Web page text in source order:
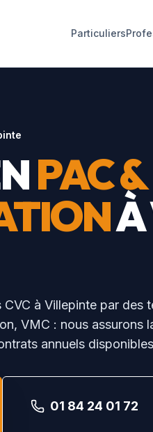
Particuliers
PAC &
À
à Villepinte par des
VMC : nous assurons
annuels
01 84 24 01 72